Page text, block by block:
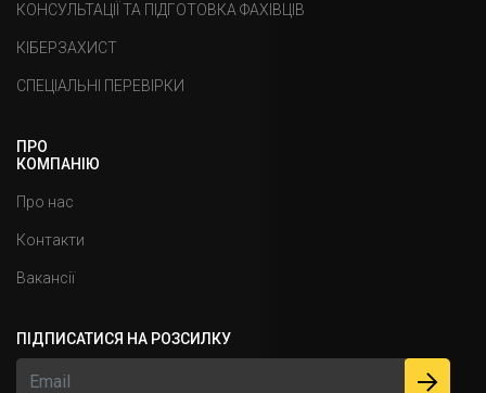
КОНСУЛЬТАЦІЇ ТА ПІДГОТОВКА ФАХІВЦІВ
КІБЕРЗАХИСТ
СПЕЦІАЛЬНІ ПЕРЕВІРКИ
ПРО
КОМПАНІЮ
Про нас
Контакти
Вакансiï
ПIДПИСАТИСЯ НА РОЗСИЛКУ